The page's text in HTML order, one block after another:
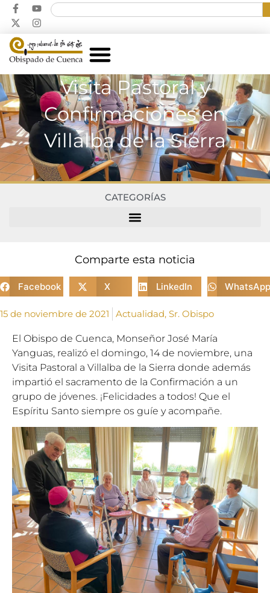
Visita Pastoral y
Confirmaciones en
Villalba de la Sierra
CATEGORÍAS
Comparte esta noticia
Facebook X LinkedIn WhatsApp
15 de noviembre de 2021 Actualidad, Sr. Obispo
El Obispo de Cuenca, Monseñor José María
Yanguas, realizó el domingo, 14 de noviembre, una
Visita Pastoral a Villalba de la Sierra donde además
impartió el sacramento de la Confirmación a un
grupo de jóvenes. ¡Felicidades a todos! Que el
Espíritu Santo siempre os guíe y acompañe.